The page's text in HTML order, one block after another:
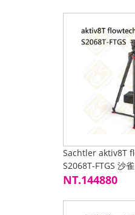
Sachtler aktiv8T
S2068T-FTGS 沙
腳架組 12kg 液壓
NT.144880